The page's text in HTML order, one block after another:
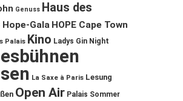
Genuss Haus des
Hope-Gala HOPE Cape Town
Palais Kino Ladys Gin Night
La Saxe à Paris Lesung
Open Air Palais Sommer